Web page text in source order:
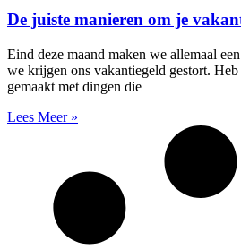
De juiste manieren om je
Eind deze maand maken we allemaal
we krijgen ons vakantiegeld gestort.
gemaakt met dingen die
Lees Meer »